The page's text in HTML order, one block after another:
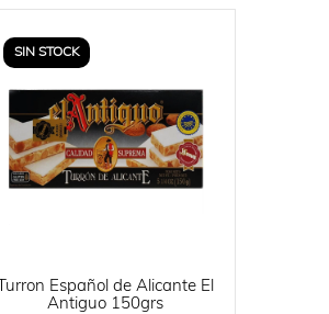
SIN STOCK
Turron Español de Alicante El
Antiguo 150grs